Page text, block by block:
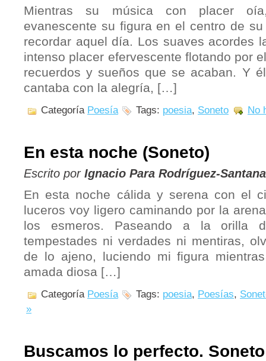
Mientras su música con placer
evanescente su figura en el centro de
recordar aquel día. Los suaves acordes
intenso placer efervescente flotando por
recuerdos y sueños que se acaban. Y
cantaba con la alegría, […]
Categoría Poesía Tags: poesia, Soneto No
En esta noche (Soneto)
Escrito por Ignacio Para Rodríguez-Santana
En esta noche cálida y serena con el
luceros voy ligero caminando por la
los esmeros. Paseando a la orilla
tempestades ni verdades ni mentiras,
de lo ajeno, luciendo mi figura
amada diosa […]
Categoría Poesía Tags: poesia, Poesías,
»
Buscamos lo perfecto. Soneto